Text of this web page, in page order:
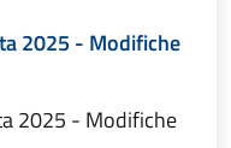
2025 - Modifiche
2025 - Modifiche